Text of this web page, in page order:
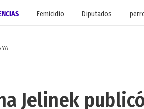
Femicidio Diputados
Jelinek